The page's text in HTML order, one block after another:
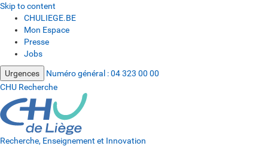
Skip to content
CHULIEGE.BE
Mon Espace
Presse
Jobs
Urgences Numéro général :04 323 00 00
CHU Recherche
Recherche, Enseignement et Innovation